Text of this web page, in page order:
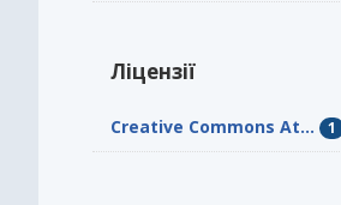
Ліцензії
Creative Commons At... 1